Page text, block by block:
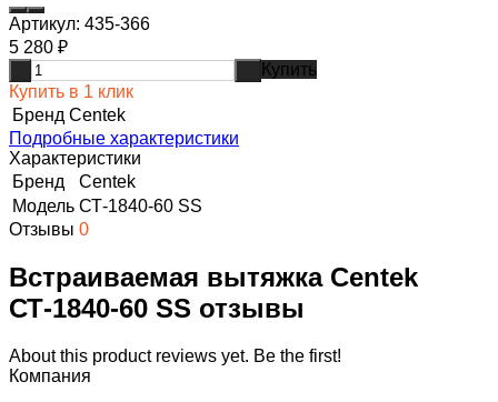
Артикул: 435-366
5 280 ₽
Купить
Купить в 1 клик
Бренд Centek
Подробные характеристики
Характеристики
Бренд
Centek
Модель СТ-1840-60 SS
Отзывы 0
Встраиваемая вытяжка Centek
СТ-1840-60 SS отзывы
About this product reviews yet. Be the first!
Компания